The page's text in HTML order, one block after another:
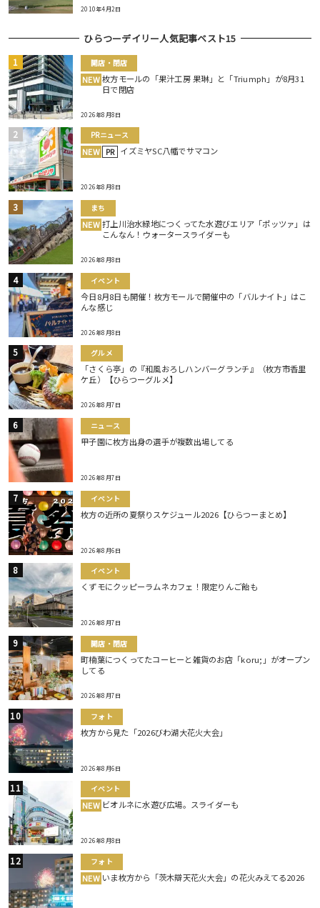
2010年4月2日
ひらつーデイリー人気記事ベスト15
開店・閉店
NEW 枚方モールの「果汁工房 果琳」と「Triumph」が8月31
日で閉店
2026年8月8日
PRニュース
NEW PR イズミヤSC八幡でサマコン
2026年8月8日
まち
NEW 打上川治水緑地につくってた水遊びエリア「ポッツァ」は
こんなん！ウォータースライダーも
2026年8月8日
イベント
今日8月8日も開催！枚方モールで開催中の「バルナイト」はこ
んな感じ
2026年8月8日
グルメ
「さくら亭」の『和風おろしハンバーグランチ』（枚方市香里
ケ丘）【ひらつーグルメ】
2026年8月7日
ニュース
甲子園に枚方出身の選手が複数出場してる
2026年8月7日
イベント
枚方の近所の夏祭りスケジュール2026【ひらつーまとめ】
2026年8月6日
イベント
くずモにクッピーラムネカフェ！限定りんご飴も
2026年8月7日
開店・閉店
町楠葉につくってたコーヒーと雑貨のお店「koru;」がオープン
してる
2026年8月7日
フォト
枚方から見た「2026びわ湖大花火大会」
2026年8月6日
イベント
NEW ビオルネに水遊び広場。スライダーも
2026年8月8日
フォト
NEW いま枚方から「茨木辯天花火大会」の花火みえてる2026